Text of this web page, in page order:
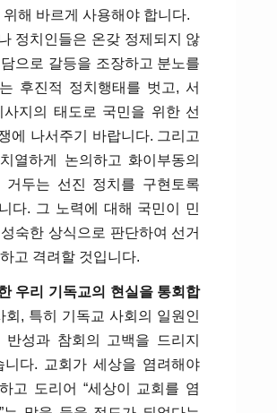
위해 바르게 사용해야 합니다.
정치인들은 온갖 정제되지 않
으로 갈등을 조장하고 분노를
후진적 정치행태를 벗고, 서
사지의 태도로 국민을 위한 선
에 나서주기 바랍니다. 그리고
열하게 논의하고 화이부동의
거두는 선진 정치를 구현토록
다. 그 노력에 대해 국민이 민
숙한 상식으로 판단하여 선거
고 격려할 것입니다.
우리 기독교의 현실을 통회합
회, 특히 기독교 사회의 일원인
반성과 참회의 고백을 드리지
니다. 교회가 세상을 염려해야
고 도리어 “세상이 교회를 염